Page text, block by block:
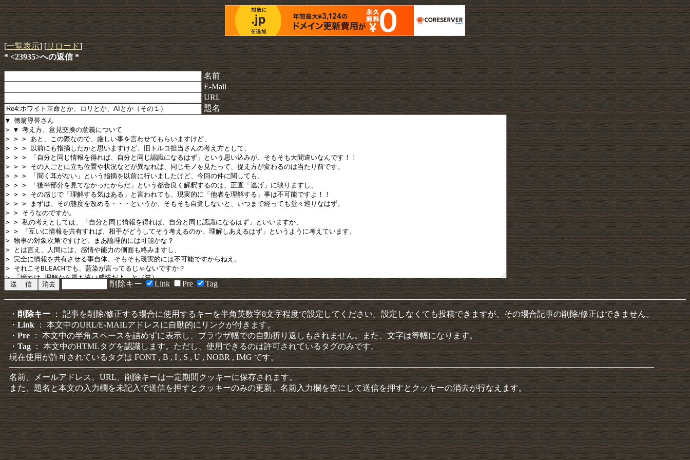
[一覧表示] [リロード]
* <23935>への返信 *
名前
E-Mail
URL
題名
削除キー Link Pre Tag
・ 削除キー： 記事を削除/修正する場合に使用するキーを半角英数字8文字程度で設定してください。設定しなくても投稿できますが、その場合記事の削除/修正はできません。
・Link： 本文中のURL/E-MAILアドレスに自動的にリンクが付きます。
・Pre ： 本文中の半角スペースを詰めずに表示し、ブラウザ幅での自動折り返しもされません。また、文字は等幅になります。
・Tag： 本文中のHTMLタグを認識します。ただし、使用できるのは許可されているタグのみです。
現在使用が許可されているタグは FONT , B , I , S , U , NOBR , IMG です。
名前、メールアドレス、URL、削除キーは一定期間クッキーに保存されます。
また、題名と本文の入力欄を未記入で送信を押すとクッキーのみの更新、名前入力欄を空にして送信を押すとクッキーの消去が行なえます。